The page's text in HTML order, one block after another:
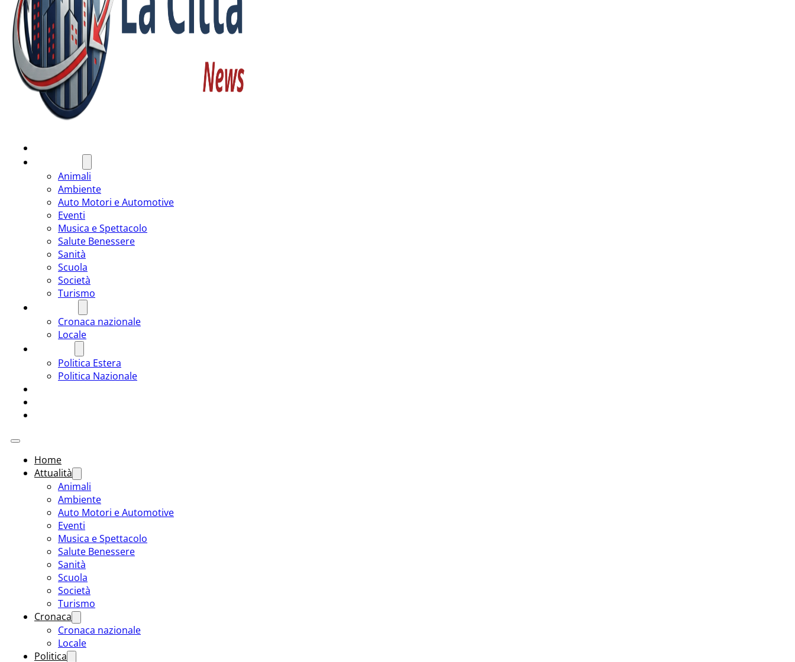
Animali
Ambiente
Auto Motori e Automotive
Eventi
Musica e Spettacolo
Salute Benessere
Sanità
Scuola
Società
Turismo
Cronaca nazionale
Locale
Politica Estera
Politica Nazionale
Home
Attualità
Animali
Ambiente
Auto Motori e Automotive
Eventi
Musica e Spettacolo
Salute Benessere
Sanità
Scuola
Società
Turismo
Cronaca
Cronaca nazionale
Locale
Politica